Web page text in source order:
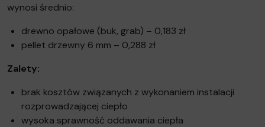
wynosi średnio:
drewno opałowe (buk, grab) – 0,183 zł
pellet drzewny 6 mm – 0,288 zł
Zalety:
brak kosztów związanych z wykonaniem instalacji
rozprowadzającej ciepło
wysoka sprawność oddawania ciepła